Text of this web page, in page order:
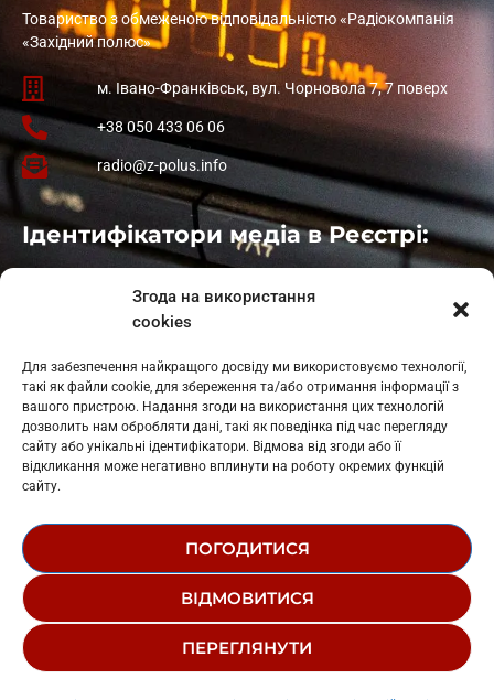
Згода на використання
cookies
Для забезпечення найкращого досвіду ми використовуємо технології,
такі як файли cookie, для збереження та/або отримання інформації з
вашого пристрою. Надання згоди на використання цих технологій
дозволить нам обробляти дані, такі як поведінка під час перегляду
сайту або унікальні ідентифікатори. Відмова від згоди або її
відкликання може негативно вплинути на роботу окремих функцій
сайту.
ПОГОДИТИСЯ
ВІДМОВИТИСЯ
ПЕРЕГЛЯНУТИ
Товариство з обмеженою відповідальністю «Радіокомпанія
«Західний полюс»
м. Івано-Франківськ, вул. Чорновола 7, 7 поверх
+38 050 433 06 06
radio@z-polus.info
Ідентифікатори медіа в Реєстрі:
: L11-01410
: L11-01801
Косів: L11-01805
Гарасимів: L11-02274
© 1995-2026 РК «ЗАХІДНИЙ ПОЛЮС»
РЕДАКЦІЙНИЙ СТАТУТ
СТРУКТУРА ВЛАСНОСТІ